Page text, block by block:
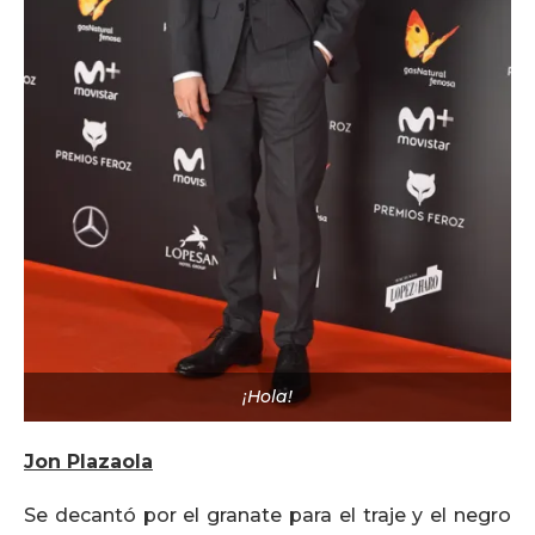
¡Hola!
Jon Plazaola
Se decantó por el granate para el traje y el negro